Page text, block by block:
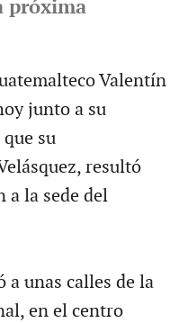
próxima
Valentín
junto a su
su
resultó
a la sede del
unas calles de la
en el centro